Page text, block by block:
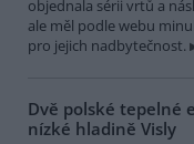
objednala sérii vrtů a
ale měl podle webu
pro jejich nadbytečnost.
Dvě polské tepelné
nízké hladině Visly